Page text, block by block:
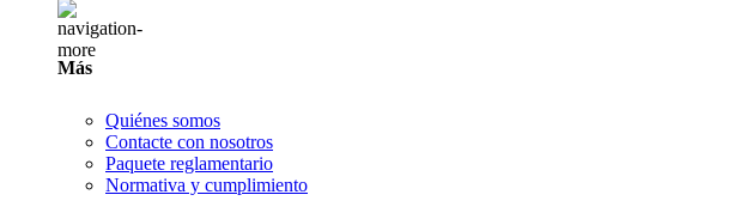
Más
Quiénes somos
Contacte con nosotros
Paquete reglamentario
Normativa y cumplimiento